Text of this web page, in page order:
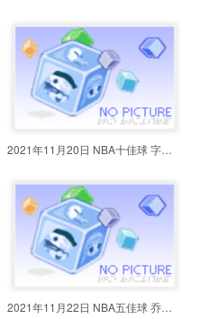
2021年11月20日 NBA十佳球 字母哥
2021年11月22日 NBA五佳球 乔治凶